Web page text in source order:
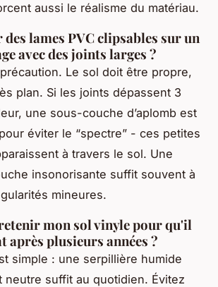
aussi le réalisme du matériau.
lames PVC clipsables sur un
avec des joints larges ?
Le sol doit être propre,
plan. Si les joints dépassent 3
une sous-couche d’aplomb est
éviter le “spectre” - ces petites
à travers le sol. Une
insonorisante suffit souvent à
mineures.
mon sol vinyle pour qu'il
après plusieurs années ?
simple : une serpillière humide
neutre suffit au quotidien. Évitez